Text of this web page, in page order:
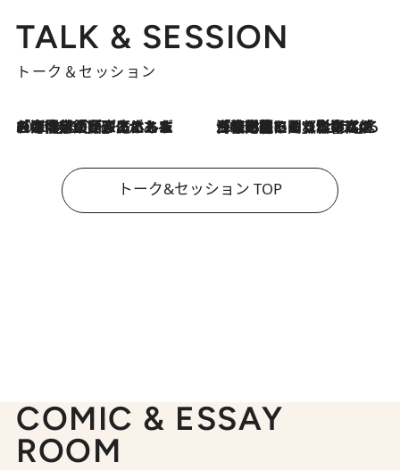
TALK & SESSION
トーク＆セッション
2026.8.3
「今後値上げがあるとすれば…」「リスクがあるのは今年の冬」エネルギー専門家が語る、ホルムズ海峡封鎖が家庭にもたらす“ある心配” 2026.8.3
「住宅建てられない…」「サーチャージ料の高値が続いている」ホルムズ海峡封鎖による影響はいつまで続く？《エネルギー専門家に聞く“どうなる日本の暮らし”》
トーク&セッション TOP
COMIC & ESSAY
ROOM